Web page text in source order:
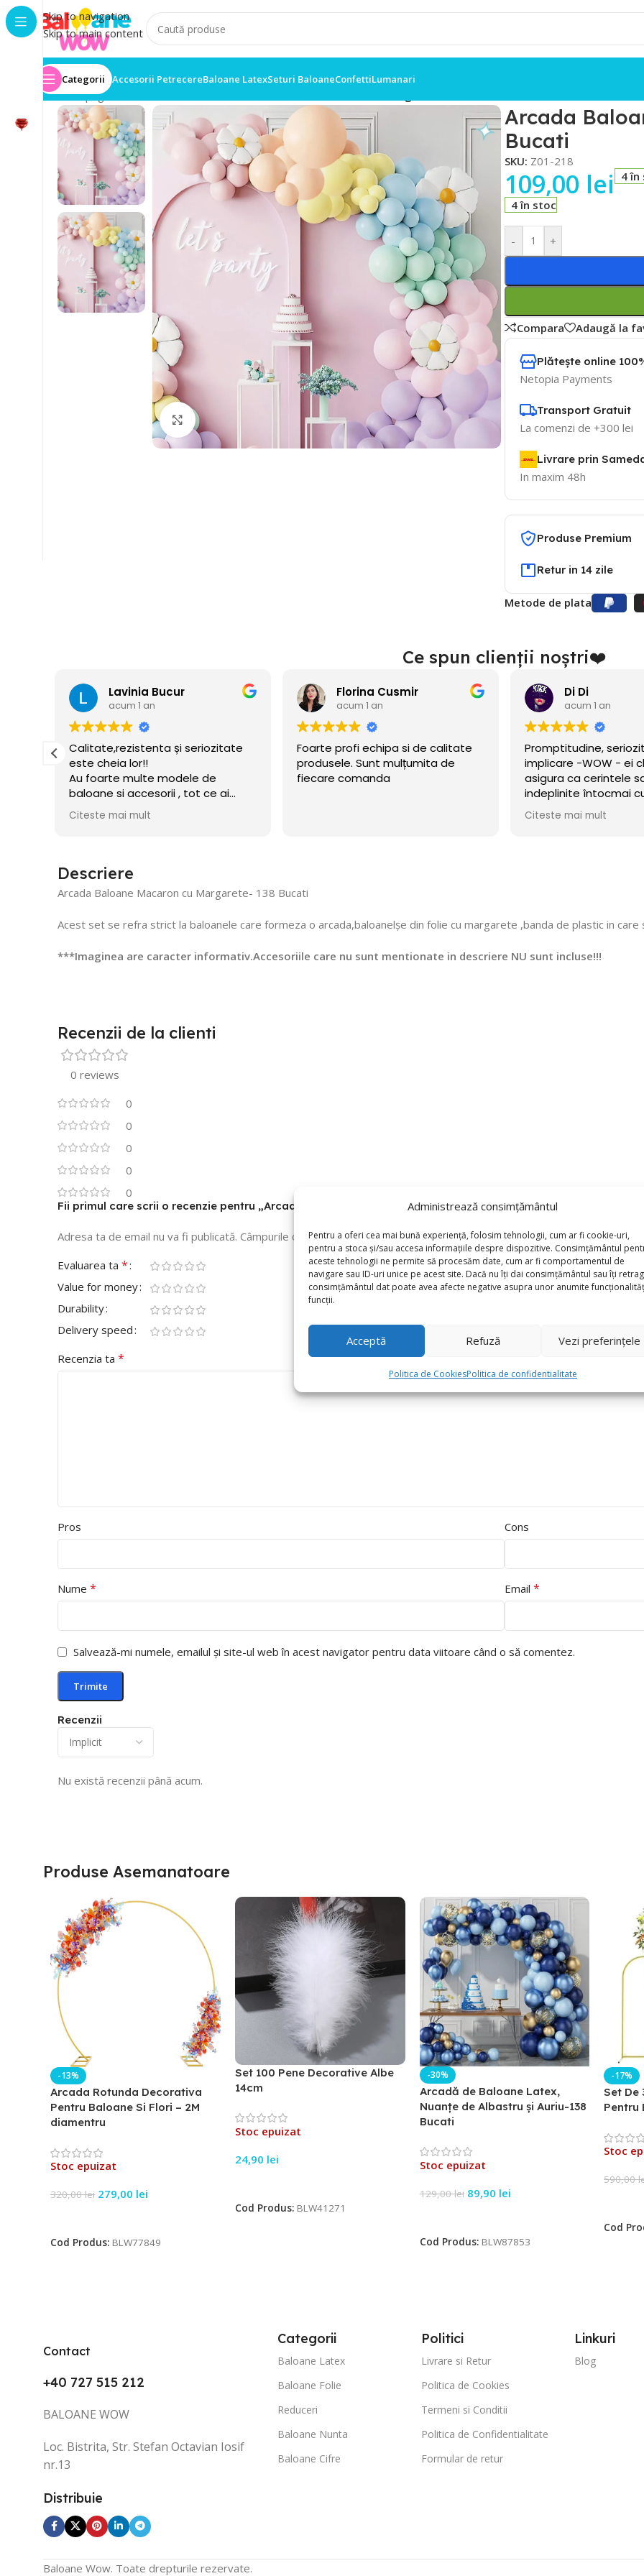
Administrează consimțământul
Pentru a oferi cea mai bună experiență, folosim tehnologii, cum ar fi cookie-uri,
pentru a stoca și/sau accesa informațiile despre dispozitive. Consimțământul
aceste tehnologii ne permite să procesăm date, cum ar fi comportamentul de
navigare sau ID-uri unice pe acest site. Dacă nu îți dai consimțământul sau îți
consimțământul dat poate avea afecte negative asupra unor anumite
funcții.
Acceptă Refuză Vezi preferințele
Politica de CookiesPolitica de confidentialitate
Skip to navigation
Skip to main content
Categorii Accesorii PetrecereBaloane LatexSeturi BaloaneConfettiLumanari
Prima pagină
Faceți click pentru a mări
Arcada
Bucati
SKU: Z01-218
109,00 lei
4 în
4 în stoc
- +
Compara Adaugă la
Plătește online
Netopia Payments
Transport Gratuit
La comenzi de +300 lei
Livrare prin
In maxim 48h
Produse Premium
Retur in 14 zile
Metode de plata
Ce spun clienții noștri❤️
Lavinia Bucur
acum 1 an
Calitate,rezistenta și seriozitate
este cheia lor!!
Au foarte multe modele de
baloane si accesorii , tot ce ai
nevoie pentru petrecerea celui
mic!! Am și acum baloane umflate
Citeste mai mult
Florina Cusmir
acum 1 an
Foarte profi echipa si de calitate
produsele. Sunt mulțumita de
fiecare comanda
Di Di
acum 1 an
Promptitudine, seriozitate și
implicare -WOW - ei chiar se
asigura ca cerintele sa fie
indeplinite întocmai cum
Citeste mai mult
Descriere
Arcada Baloane Macaron cu Margarete- 138 Bucati
Acest set se refra strict la baloanele care formeza o arcada,baloanelșe din folie cu margarete ,banda de plastic in care
***Imaginea are caracter informativ.Accesoriile care nu sunt mentionate in descriere NU sunt incluse!!!
Recenzii de la clienti
0 reviews
0
0
0
0
0
Recenzii
Nu există recenzii până acum.
Fii primul care scrii o recenzie pentru „Arcada Baloane Macaron cu Margarete- 138 Bucati”
Adresa ta de email nu va fi publicată. Câmpurile obligatorii sunt marcate cu*
Evaluarea ta *
Value for money
Durability
Delivery speed
Recenzia ta *
Pros Cons
Nume * Email *
Salvează-mi numele, emailul și site-ul web în acest navigator pentru data viitoare când o să comentez.
Produse Asemanatoare
-13%
Arcada Rotunda Decorativa
Pentru Baloane Si Flori – 2M
diamentru
Stoc epuizat
320,00lei 279,00 lei
Cod Produs: BLW77849
Set 100 Pene Decorative Albe
14cm
Stoc epuizat
24,90 lei
Cod Produs: BLW41271
-30%
Arcadă de Baloane Latex,
Nuanțe de Albastru și Auriu-138
Bucati
Stoc epuizat
129,00lei 89,90 lei
Cod Produs: BLW87853
-17%
Set De
Pentru
Stoc
590,00
Cod
Contact
+40 727 515 212
BALOANE WOW
Loc. Bistrita, Str. Stefan Octavian Iosif
nr.13
Distribuie
Categorii
Baloane Latex
Baloane Folie
Reduceri
Baloane Nunta
Baloane Cifre
Politici
Livrare si Retur
Politica de Cookies
Termeni si Conditii
Politica de Confidentialitate
Formular de retur
Linkuri
Blog
Baloane Wow. Toate drepturile rezervate.